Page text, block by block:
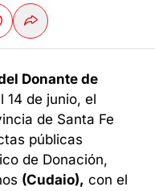
Donante de
14 de junio, el
de Santa Fe
públicas
de Donación,
(Cudaio), con el